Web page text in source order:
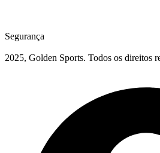
Segurança
2025, Golden Sports. Todos os direitos